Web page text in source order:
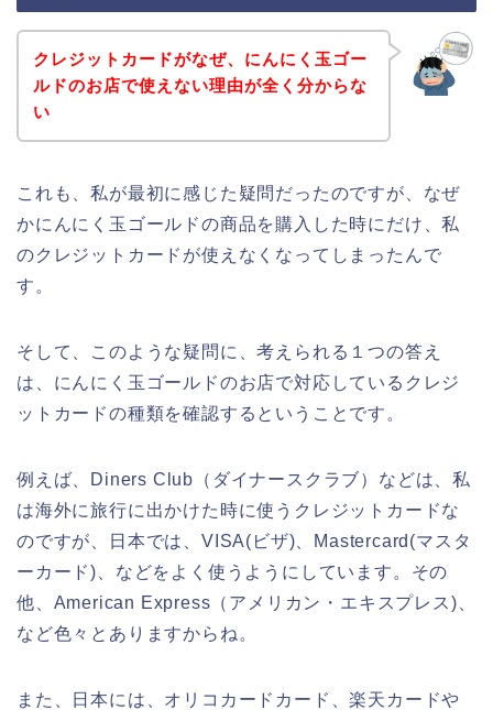
クレジットカードがなぜ、にんにく玉ゴー
ルドのお店で使えない理由が全く分からな
い
これも、私が最初に感じた疑問だったのですが、なぜ
かにんにく玉ゴールドの商品を購入した時にだけ、私
のクレジットカードが使えなくなってしまったんで
す。
そして、このような疑問に、考えられる１つの答え
は、にんにく玉ゴールドのお店で対応しているクレジ
ットカードの種類を確認するということです。
例えば、Diners Club（ダイナースクラブ）などは、私
は海外に旅行に出かけた時に使うクレジットカードな
のですが、日本では、VISA(ビザ)、Mastercard(マスタ
ーカード)、などをよく使うようにしています。その
他、American Express（アメリカン・エキスプレス)、
など色々とありますからね。
また、日本には、オリコカードカード、楽天カードや